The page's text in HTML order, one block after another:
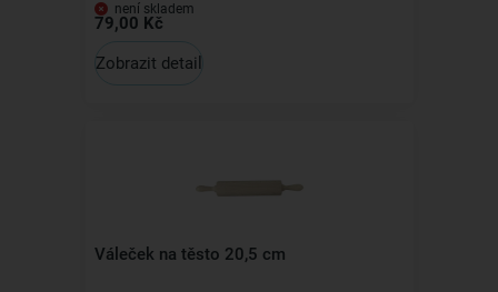
není skladem
79,00 Kč
Zobrazit detail
Váleček na těsto 20,5 cm